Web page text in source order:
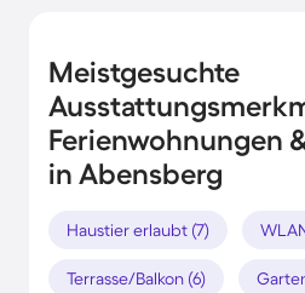
Meistgesuchte
Ferienwohnungen
in Abensberg
Haustier erlaubt (7)
Terrasse/Balkon (6)